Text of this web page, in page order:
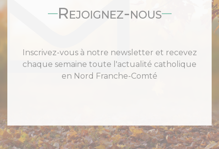
Rejoignez-nous
Inscrivez-vous à notre newsletter et recevez
chaque semaine toute l'actualité catholique
en Nord Franche-Comté